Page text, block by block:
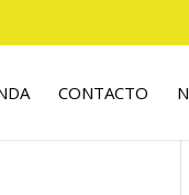
CONTACTO